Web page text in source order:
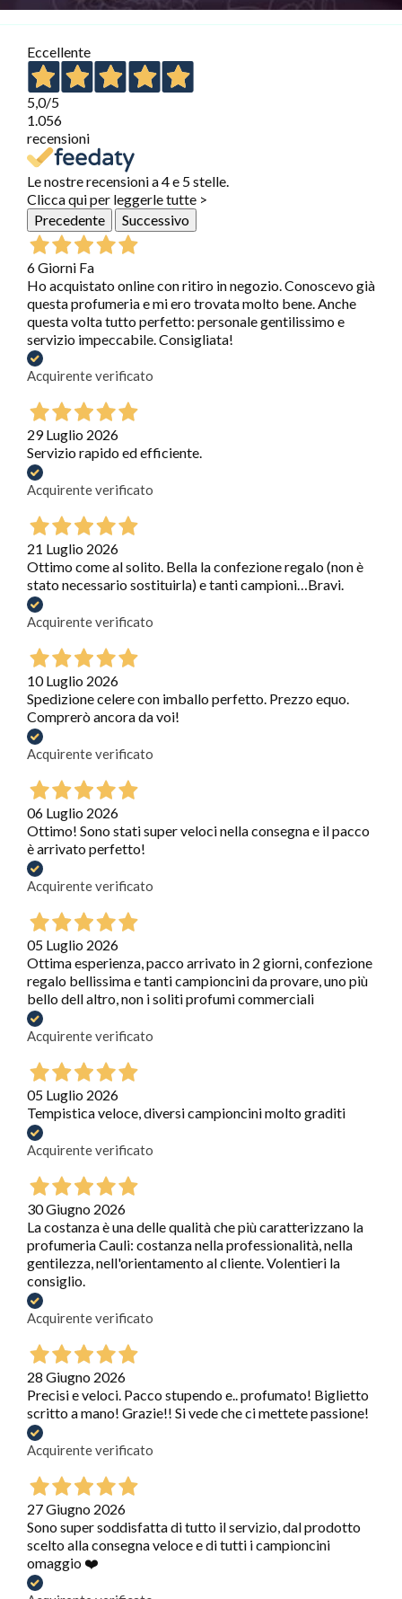
Eccellente
5,0/5
1.056
recensioni
Le nostre recensioni a 4 e 5 stelle.
Clicca qui per leggerle tutte >
Precedente
Successivo
6 Giorni Fa
Ho acquistato online con ritiro in negozio. Conoscevo già
questa profumeria e mi ero trovata molto bene. Anche
questa volta tutto perfetto: personale gentilissimo e
servizio impeccabile. Consigliata!
Acquirente verificato
29 Luglio 2026
Servizio rapido ed efficiente.
Acquirente verificato
21 Luglio 2026
Ottimo come al solito. Bella la confezione regalo (non è
stato necessario sostituirla) e tanti campioni…Bravi.
Acquirente verificato
10 Luglio 2026
Spedizione celere con imballo perfetto. Prezzo equo.
Comprerò ancora da voi!
Acquirente verificato
06 Luglio 2026
Ottimo! Sono stati super veloci nella consegna e il pacco
è arrivato perfetto!
Acquirente verificato
05 Luglio 2026
Ottima esperienza, pacco arrivato in 2 giorni, confezione
regalo bellissima e tanti campioncini da provare, uno più
bello dell altro, non i soliti profumi commerciali
Acquirente verificato
05 Luglio 2026
Tempistica veloce, diversi campioncini molto graditi
Acquirente verificato
30 Giugno 2026
La costanza è una delle qualità che più caratterizzano la
profumeria Cauli: costanza nella professionalità, nella
gentilezza, nell'orientamento al cliente. Volentieri la
consiglio.
Acquirente verificato
28 Giugno 2026
Precisi e veloci. Pacco stupendo e.. profumato! Biglietto
scritto a mano! Grazie!! Si vede che ci mettete passione!
Acquirente verificato
27 Giugno 2026
Sono super soddisfatta di tutto il servizio, dal prodotto
scelto alla consegna veloce e di tutti i campioncini
omaggio ❤️